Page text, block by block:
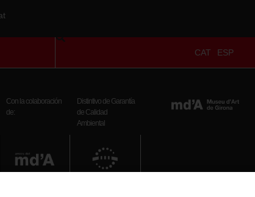
CAT ESP
Con la colaboración
de:
Distintivo de Garantía
de Calidad
Ambiental